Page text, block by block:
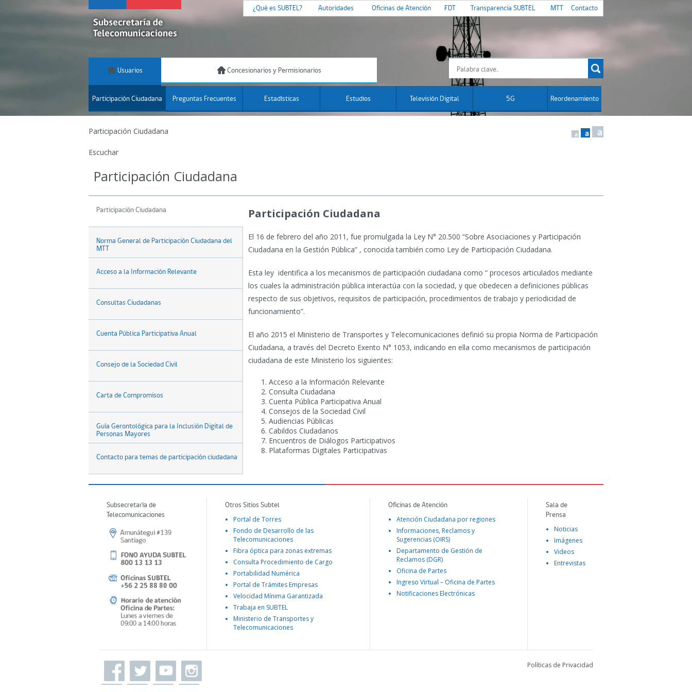
¿Qué es SUBTEL? Autoridades Oficinas de Atención FDT Transparencia SUBTEL MTT Contacto
Usuarios Concesionarios y Permisionarios
Participación Ciudadana Preguntas Frecuentes Estadísticas Estudios Televisión Digital 5G Reordenamiento
Participación Ciudadana a a a
Escuchar
Participación Ciudadana
Participación Ciudadana
Norma General de Participación Ciudadana del
MTT
Acceso a la Información Relevante
Consultas Ciudadanas
Cuenta Pública Participativa Anual
Consejo de la Sociedad Civil
Carta de Compromisos
Guía Gerontológica para la Inclusión Digital de
Personas Mayores
Contacto para temas de participación ciudadana
Participación Ciudadana
El 16 de febrero del año 2011, fue promulgada la Ley N° 20.500 “Sobre Asociaciones y Participación
Ciudadana en la Gestión Pública” , conocida también como Ley de Participación Ciudadana.
Esta ley identifica a los mecanismos de participación ciudadana como “ procesos articulados mediante
los cuales la administración pública interactúa con la sociedad, y que obedecen a definiciones públicas
respecto de sus objetivos, requisitos de participación, procedimientos de trabajo y periodicidad de
funcionamiento”.
El año 2015 el Ministerio de Transportes y Telecomunicaciones definió su propia Norma de Participación
Ciudadana, a través del Decreto Exento N° 1053, indicando en ella como mecanismos de participación
ciudadana de este Ministerio los siguientes:
Acceso a la Información Relevante
Consulta Ciudadana
Cuenta Pública Participativa Anual
Consejos de la Sociedad Civil
Audiencias Públicas
Cabildos Ciudadanos
Encuentros de Diálogos Participativos
Plataformas Digitales Participativas
Subsecretaría de
Telecomunicaciones
Otros Sitios Subtel
Portal de Torres
Fondo de Desarrollo de las
Telecomunicaciones
Fibra óptica para zonas extremas
Consulta Procedimiento de Cargo
Portabilidad Numérica
Portal de Trámites Empresas
Velocidad Mínima Garantizada
Trabaja en SUBTEL
Ministerio de Transportes y
Telecomunicaciones
Oficinas de Atención
Atención Ciudadana por regiones
Informaciones, Reclamos y
Sugerencias (OIRS)
Departamento de Gestión de
Reclamos (DGR)
Oficina de Partes
Ingreso Virtual – Oficina de Partes
Notificaciones Electrónicas
Sala de
Prensa
Noticias
Imágenes
Videos
Entrevistas
Políticas de Privacidad